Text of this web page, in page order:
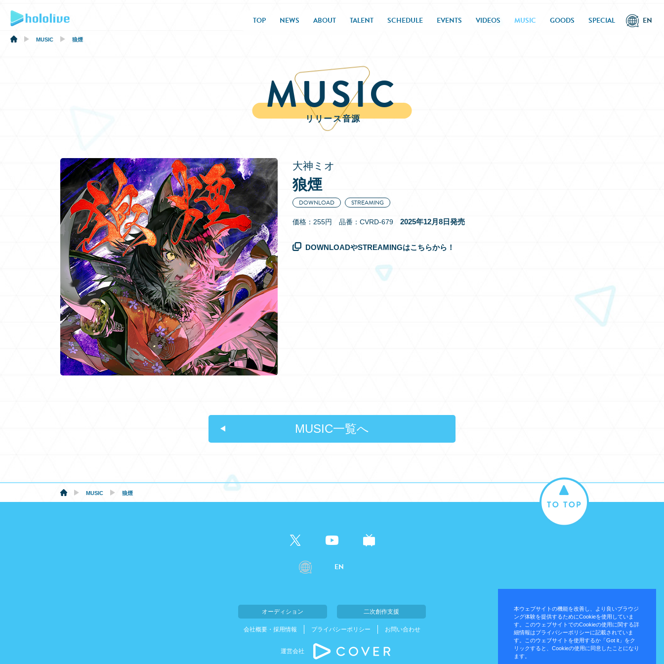
本ウェブサイトの機能を改善し、より良いブラウジ
ング体験を提供するためにCookieを使用していま
す。このウェブサイトでのCookieの使用に関する詳
細情報はプライバシーポリシーに記載されていま
す。このウェブサイトを使用するか「Got it」をク
リックすると、Cookieの使用に同意したことになり
ます。
TOP NEWS ABOUT TALENT SCHEDULE EVENTS VIDEOS MUSIC GOODS SPECIAL EN
MUSIC 狼煙
MUSIC
リリース音源
大神ミオ
狼煙
DOWNLOAD STREAMING
価格：255円 品番：CVRD-679 2025年12月8日発売
DOWNLOADやSTREAMINGはこちらから！
MUSIC一覧へ
MUSIC 狼煙
EN
オーディション 二次創作支援
会社概要・採用情報 プライバシーポリシー お問い合わせ
運営会社